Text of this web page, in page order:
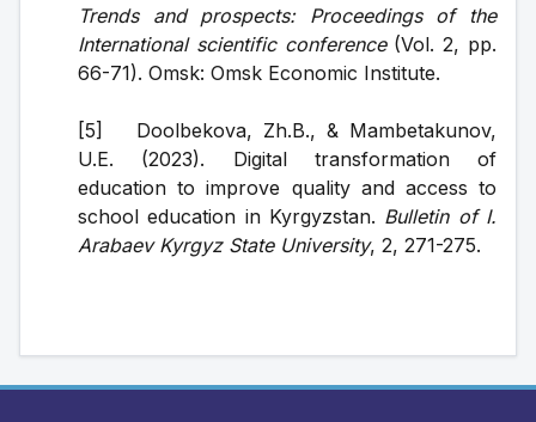
Trends and prospects: Proceedings of the
International scientific conference (Vol. 2, pp.
66-71). Omsk: Omsk Economic Institute.
[5]   Doolbekova, Zh.B., & Mambetakunov,
U.E. (2023). Digital transformation of
education to improve quality and access to
school education in Kyrgyzstan. Bulletin of I.
Arabaev Kyrgyz State University, 2, 271-275.